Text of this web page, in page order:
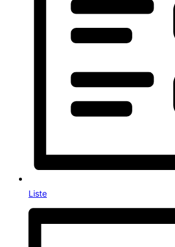
Liste